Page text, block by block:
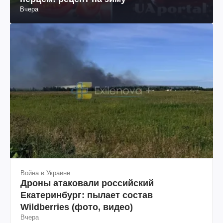
Вчера
Война в Украине
Дроны атаковали российский
Екатеринбург: пылает состав
Wildberries (фото, видео)
Вчера